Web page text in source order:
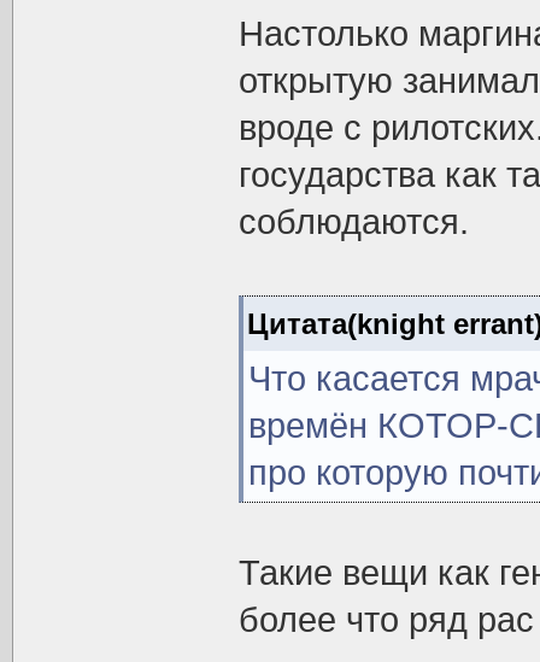
Настолько
открытую
вроде с
государства как
соблюдаются.
Цитата(knight
Что касается
времён КОТОР-
про которую
Такие вещи как
более что ряд